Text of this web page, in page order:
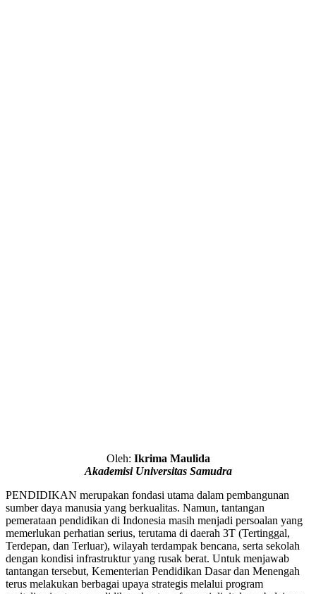
Oleh: Ikrima Maulida
Akademisi Universitas Samudra
PENDIDIKAN merupakan fondasi utama dalam pembangunan
sumber daya manusia yang berkualitas. Namun, tantangan
pemerataan pendidikan di Indonesia masih menjadi persoalan yang
memerlukan perhatian serius, terutama di daerah 3T (Tertinggal,
Terdepan, dan Terluar), wilayah terdampak bencana, serta sekolah
dengan kondisi infrastruktur yang rusak berat. Untuk menjawab
tantangan tersebut, Kementerian Pendidikan Dasar dan Menengah
terus melakukan berbagai upaya strategis melalui program